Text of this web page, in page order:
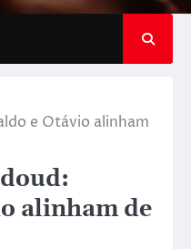
e Otávio alinham
alinham de